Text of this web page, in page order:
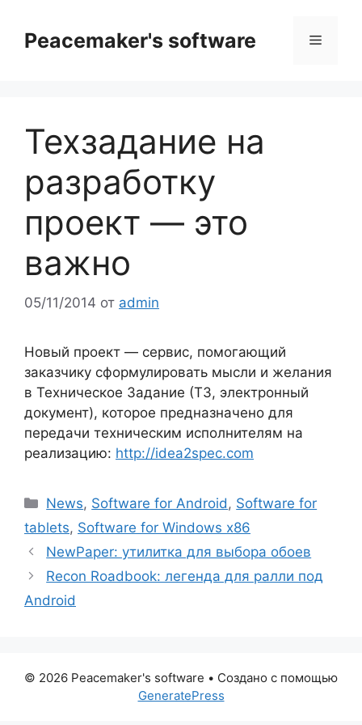
содержимому
Peacemaker's software Меню
Техзадание на
разработку
проект — это
важно
05/11/2014 от admin
Новый проект — сервис, помогающий
заказчику сформулировать мысли и желания
в Техническое Задание (ТЗ, электронный
документ), которое предназначено для
передачи техническим исполнителям на
реализацию: http://idea2spec.com
Рубрики
News, Software for Android , Software for
tablets, Software for Windows x86
NewPaper: утилитка для выбора обоев
Recon Roadbook: легенда для ралли под
Android
© 2026 Peacemaker's software • Создано с помощью
GeneratePress